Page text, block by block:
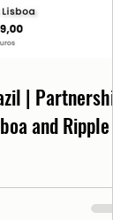
| Partnership
and Ripple